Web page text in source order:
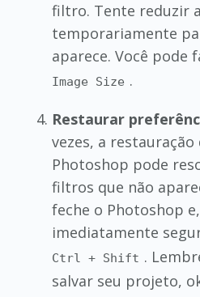
filtro. Tente reduzir
temporariamente
aparece. Você pode
Image Size .
Restaurar
vezes, a
Photoshop pode
filtros que não
feche o Photoshop
imediatamente
Ctrl + Shift .
salvar seu projeto,